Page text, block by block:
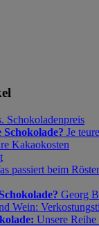
Schokolade? Je
Kakaokosten
passiert beim
Georg
Unsere